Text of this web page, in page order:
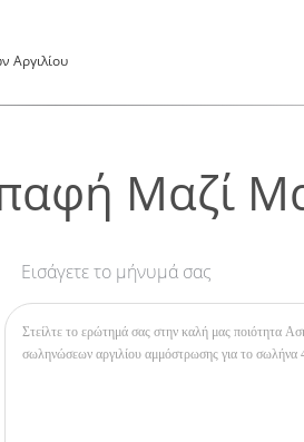
Αργιλίου
Μαζί
Εισάγετε το μήνυμά σας